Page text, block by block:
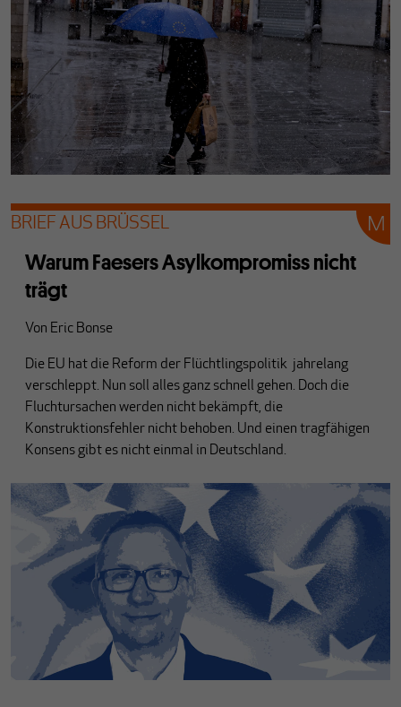
BRIEF AUS BRÜSSEL
Warum Faesers Asylkompromiss nicht
trägt
Von Eric Bonse
Die EU hat die Reform der Flüchtlingspolitik jahrelang
verschleppt. Nun soll alles ganz schnell gehen. Doch die
Fluchtursachen werden nicht bekämpft, die
Konstruktionsfehler nicht behoben. Und einen tragfähigen
Konsens gibt es nicht einmal in Deutschland.